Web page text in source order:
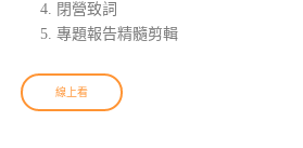
閉營致詞
專題報告精髓剪輯
線上看